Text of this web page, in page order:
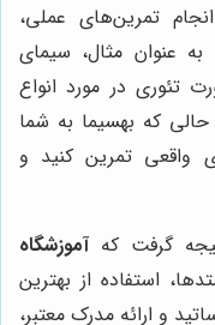
تمرین‌های عملی،
عنوان مثال، سیمای
تئوری در مورد انواع
که بهسیما به شما
تمرین کنید و
گرفت کهآموزشگاه
استفاده از بهترین
و ارائه مدرک معتبر،